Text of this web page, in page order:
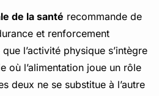
de la santé recommande de
et renforcement
l’activité physique s’intègre
où l’alimentation joue un rôle
deux ne se substitue à l’autre